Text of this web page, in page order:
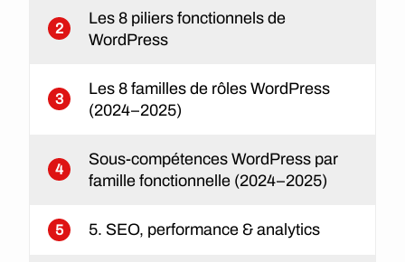
2
Les 8 piliers fonctionnels de
WordPress
3
Les 8 familles de rôles WordPress
(2024–2025)
4
Sous-compétences WordPress par
famille fonctionnelle (2024–2025)
5 5. SEO, performance & analytics